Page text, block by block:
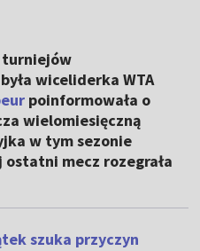
wiceliderka WTA
poinformowała o
wielomiesięczną
w tym sezonie
ostatni mecz rozegrała
szuka przyczyn